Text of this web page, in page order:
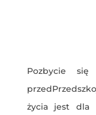
Pozbycie się
życia jest dla